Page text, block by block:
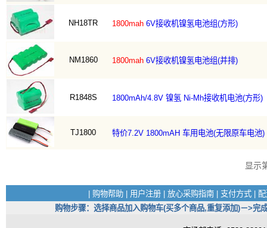
NH18TR 1800mah 6V接收机镍氢电池组(方形)
NM1860 1800mah 6V接收机镍氢电池组(并排)
R1848S 1800mAh/4.8V 镍氢 Ni-Mh接收机电池(方形)
TJ1800 特价7.2V 1800mAH 车用电池(无限原车电池)
显示
购物帮助 用户注册 放心采购指南 支付方式
购物步骤：选择商品加入购物车(买多个商品,重复添加)－>